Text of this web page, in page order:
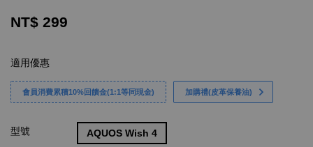
NT$ 299
適用優惠
會員消費累積10%回饋金(1:1等同現金) 加購禮(皮革保養油)
型號 AQUOS Wish 4